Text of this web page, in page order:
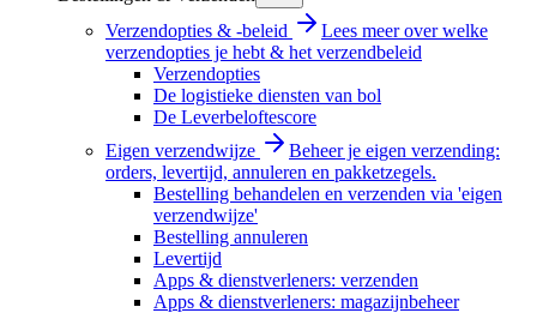
Verzendopties & -beleid
Lees meer over welke
verzendopties je hebt & het verzendbeleid
Verzendopties
De logistieke diensten van bol
De Leverbeloftescore
Eigen verzendwijze
Beheer je eigen verzending:
orders, levertijd, annuleren en pakketzegels.
Bestelling behandelen en verzenden via 'eigen
verzendwijze'
Bestelling annuleren
Levertijd
Apps & dienstverleners: verzenden
Apps & dienstverleners: magazijnbeheer